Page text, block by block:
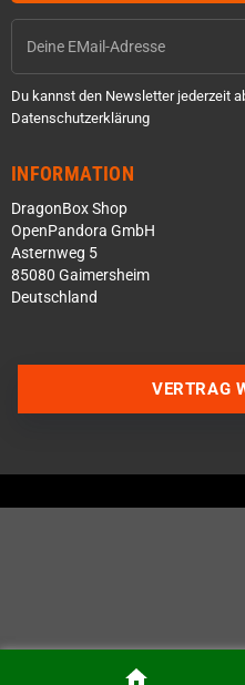
Du kannst den Newsletter jederzeit
Datenschutzerklärung
INFORMATION
DragonBox Shop
OpenPandora GmbH
Asternweg 5
85080 Gaimersheim
Deutschland
VERTRAG